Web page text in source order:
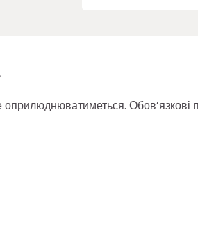
Обов’язкові